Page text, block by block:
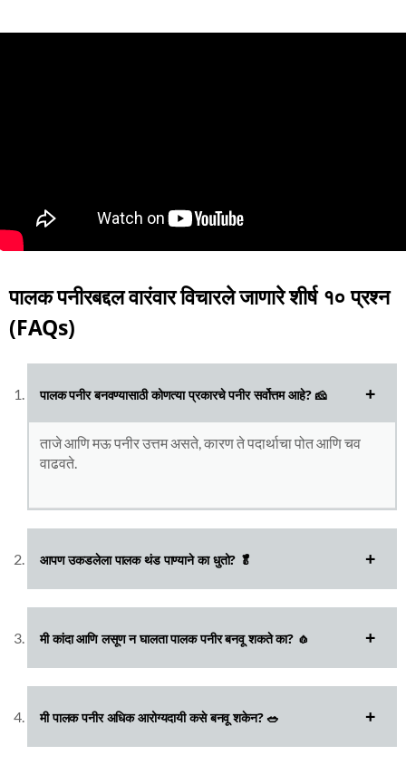
पालक पनीरबद्दल वारंवार विचारले जाणारे शीर्ष १० प्रश्न
(FAQs)
पालक पनीर बनवण्यासाठी कोणत्या प्रकारचे पनीर सर्वोत्तम आहे? 🧀
ताजे आणि मऊ पनीर उत्तम असते, कारण ते पदार्थाचा पोत आणि चव
वाढवते.
आपण उकडलेला पालक थंड पाण्याने का धुतो? 🥬
मी कांदा आणि लसूण न घालता पालक पनीर बनवू शकते का? 🧄
मी पालक पनीर अधिक आरोग्यदायी कसे बनवू शकेन? 🥗